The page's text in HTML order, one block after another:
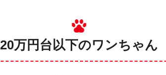
20万円台以下のワンちゃん